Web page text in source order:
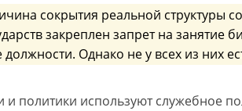
сокрытия реальной структуры
закреплен запрет на занятие
Однако не у всех из них
и политики используют служебное